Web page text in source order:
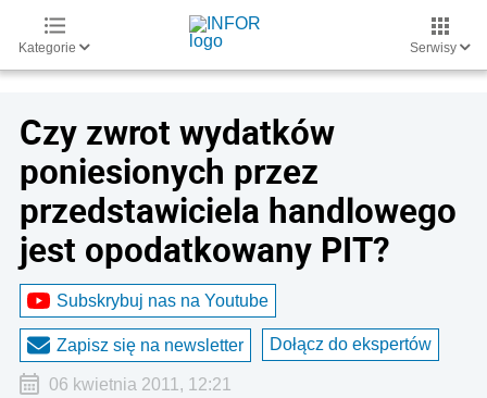
Kategorie Serwisy
Czy zwrot wydatków
poniesionych przez
przedstawiciela handlowego
jest opodatkowany PIT?
Subskrybuj nas na Youtube
Zapisz się na newsletter Dołącz do ekspertów
06 kwietnia 2011, 12:21